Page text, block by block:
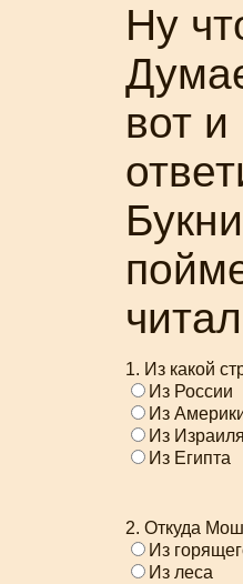
Ну
вот
1. Из какой
Из России
Из
Из
Из Египта
2. Откуда
Из
Из леса